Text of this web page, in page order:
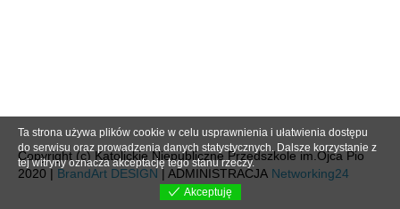
Copyright (c) Katolickie Niepubliczne Przedszkole im.Ojca Pio
2020 | BrandArt DESIGN | ADMINISTRACJA Networking24
Ta strona używa plików cookie w celu usprawnienia i ułatwienia dostępu
do serwisu oraz prowadzenia danych statystycznych. Dalsze korzystanie z
tej witryny oznacza akceptację tego stanu rzeczy.
Akceptuję